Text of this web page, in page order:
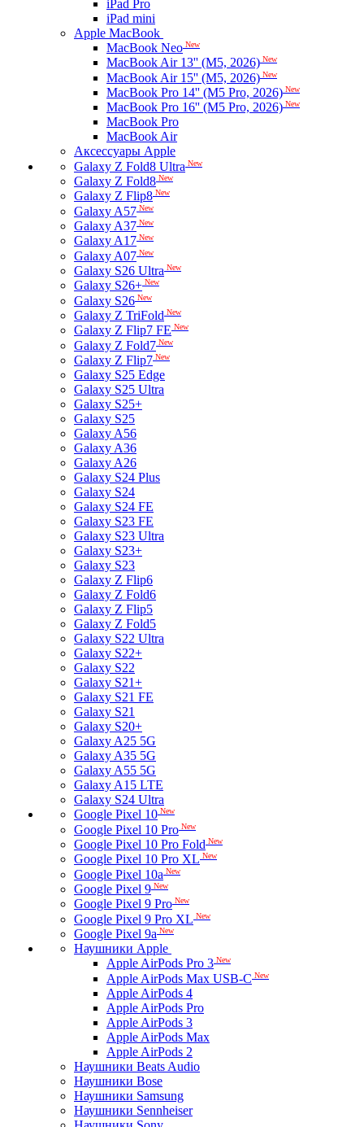
iPad Pro
iPad mini
Apple MacBook
MacBook Neo New
MacBook Air 13'' (M5, 2026) New
MacBook Air 15'' (M5, 2026) New
MacBook Pro 14'' (M5 Pro, 2026) New
MacBook Pro 16'' (M5 Pro, 2026) New
MacBook Pro
MacBook Air
Аксессуары Apple
Galaxy Z Fold8 Ultra New
Galaxy Z Fold8 New
Galaxy Z Flip8 New
Galaxy A57 New
Galaxy A37 New
Galaxy A17 New
Galaxy A07 New
Galaxy S26 Ultra New
Galaxy S26+ New
Galaxy S26 New
Galaxy Z TriFold New
Galaxy Z Flip7 FE New
Galaxy Z Fold7 New
Galaxy Z Flip7 New
Galaxy S25 Edge
Galaxy S25 Ultra
Galaxy S25+
Galaxy S25
Galaxy A56
Galaxy A36
Galaxy A26
Galaxy S24 Plus
Galaxy S24
Galaxy S24 FE
Galaxy S23 FE
Galaxy S23 Ultra
Galaxy S23+
Galaxy S23
Galaxy Z Flip6
Galaxy Z Fold6
Galaxy Z Flip5
Galaxy Z Fold5
Galaxy S22 Ultra
Galaxy S22+
Galaxy S22
Galaxy S21+
Galaxy S21 FE
Galaxy S21
Galaxy S20+
Galaxy A25 5G
Galaxy A35 5G
Galaxy A55 5G
Galaxy A15 LTE
Galaxy S24 Ultra
Google Pixel 10 New
Google Pixel 10 Pro New
Google Pixel 10 Pro Fold New
Google Pixel 10 Pro XL New
Google Pixel 10a New
Google Pixel 9 New
Google Pixel 9 Pro New
Google Pixel 9 Pro XL New
Google Pixel 9a New
Наушники Apple
Apple AirPods Pro 3 New
Apple AirPods Max USB-C New
Apple AirPods 4
Apple AirPods Pro
Apple AirPods 3
Apple AirPods Max
Apple AirPods 2
Наушники Beats Audio
Наушники Bose
Наушники Samsung
Наушники Sennheiser